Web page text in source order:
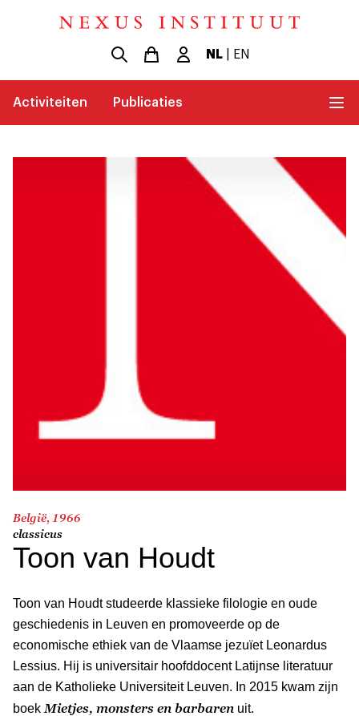
NL| EN
Activiteiten Publicaties
België, 1966
classicus
Toon van Houdt
Toon van Houdt studeerde klassieke filologie en oude
geschiedenis in Leuven en promoveerde op de
economische ethiek van de Vlaamse jezuïet Leonardus
Lessius. Hij is universitair hoofddocent Latijnse literatuur
aan de Katholieke Universiteit Leuven. In 2015 kwam zijn
boek Mietjes, monsters en barbaren uit.